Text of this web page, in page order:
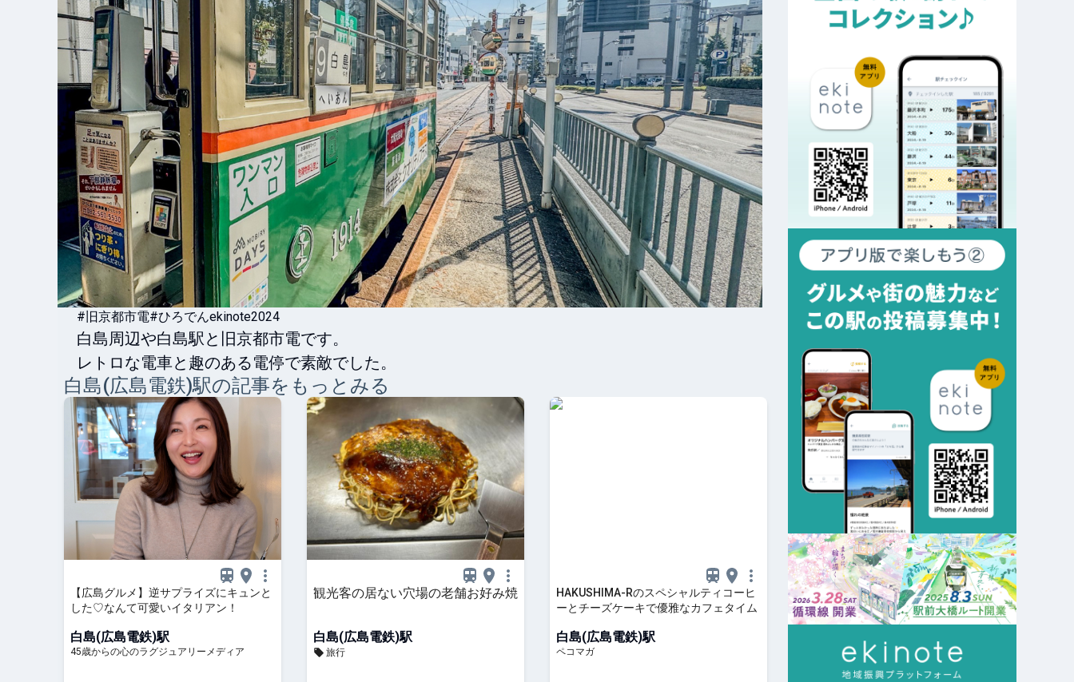
#旧京都市電#ひろでんekinote2024
白島周辺や白島駅と旧京都市電です。
レトロな電車と趣のある電停で素敵でした。
白島(広島電鉄)駅の記事をもっとみる
【広島グルメ】逆サプライズにキュンと
した♡なんて可愛いイタリアン！
白島(広島電鉄)駅
45歳からの心のラグジュアリーメディア
観光客の居ない穴場の老舗お好み焼
白島(広島電鉄)駅
旅行
HAKUSHIMA-Rのスペシャルティコーヒ
ーとチーズケーキで優雅なカフェタイム
白島(広島電鉄)駅
ペコマガ